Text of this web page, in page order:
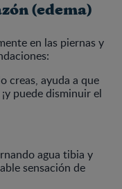
(edema)
en las piernas y
creas, ayuda a que
puede disminuir el
agua tibia y
sensación de